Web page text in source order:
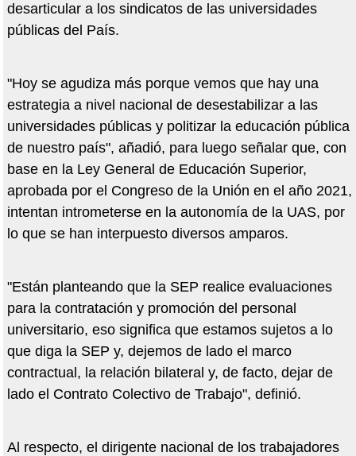
desarticular a los sindicatos de las universidades
públicas del País.
"Hoy se agudiza más porque vemos que hay una
estrategia a nivel nacional de desestabilizar a las
universidades públicas y politizar la educación pública
de nuestro país", añadió, para luego señalar que, con
base en la Ley General de Educación Superior,
aprobada por el Congreso de la Unión en el año 2021,
intentan intrometerse en la autonomía de la UAS, por
lo que se han interpuesto diversos amparos.
"Están planteando que la SEP realice evaluaciones
para la contratación y promoción del personal
universitario, eso significa que estamos sujetos a lo
que diga la SEP y, dejemos de lado el marco
contractual, la relación bilateral y, de facto, dejar de
lado el Contrato Colectivo de Trabajo", definió.
Al respecto, el dirigente nacional de los trabajadores